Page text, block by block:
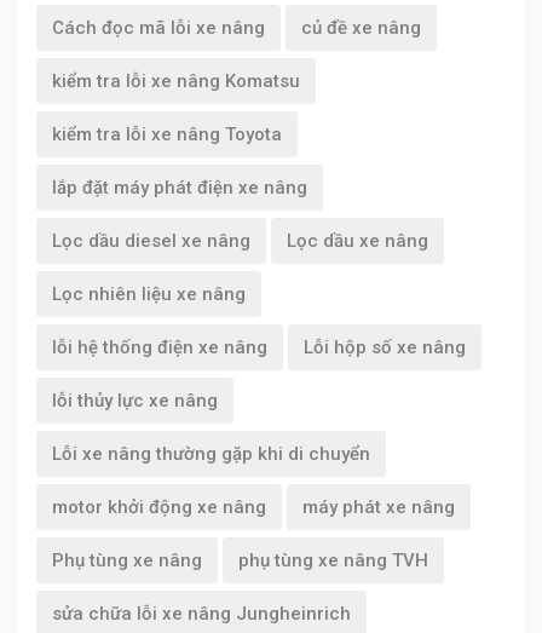
Cách đọc mã lỗi xe nâng củ đề xe nâng
kiểm tra lỗi xe nâng Komatsu
kiểm tra lỗi xe nâng Toyota
lắp đặt máy phát điện xe nâng
Lọc dầu diesel xe nâng Lọc dầu xe nâng
Lọc nhiên liệu xe nâng
lỗi hệ thống điện xe nâng Lỗi hộp số xe nâng
lỗi thủy lực xe nâng
Lỗi xe nâng thường gặp khi di chuyển
motor khởi động xe nâng máy phát xe nâng
Phụ tùng xe nâng phụ tùng xe nâng TVH
sửa chữa lỗi xe nâng Jungheinrich